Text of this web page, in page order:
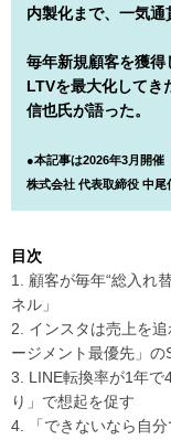
内製化まで、一気通
毎年新規顧客を獲
LTVを最大化してき
信也氏が語った。
●本記事は2026年3月開催
株式会社 代表取締役 中
目次
1. 顧客が毎年“総入れ
ネル」
2. インスタは売上を
ージメント最優先」の
3. LINE転換率が1年で
り」で想起を促す
4. 「できないなら自